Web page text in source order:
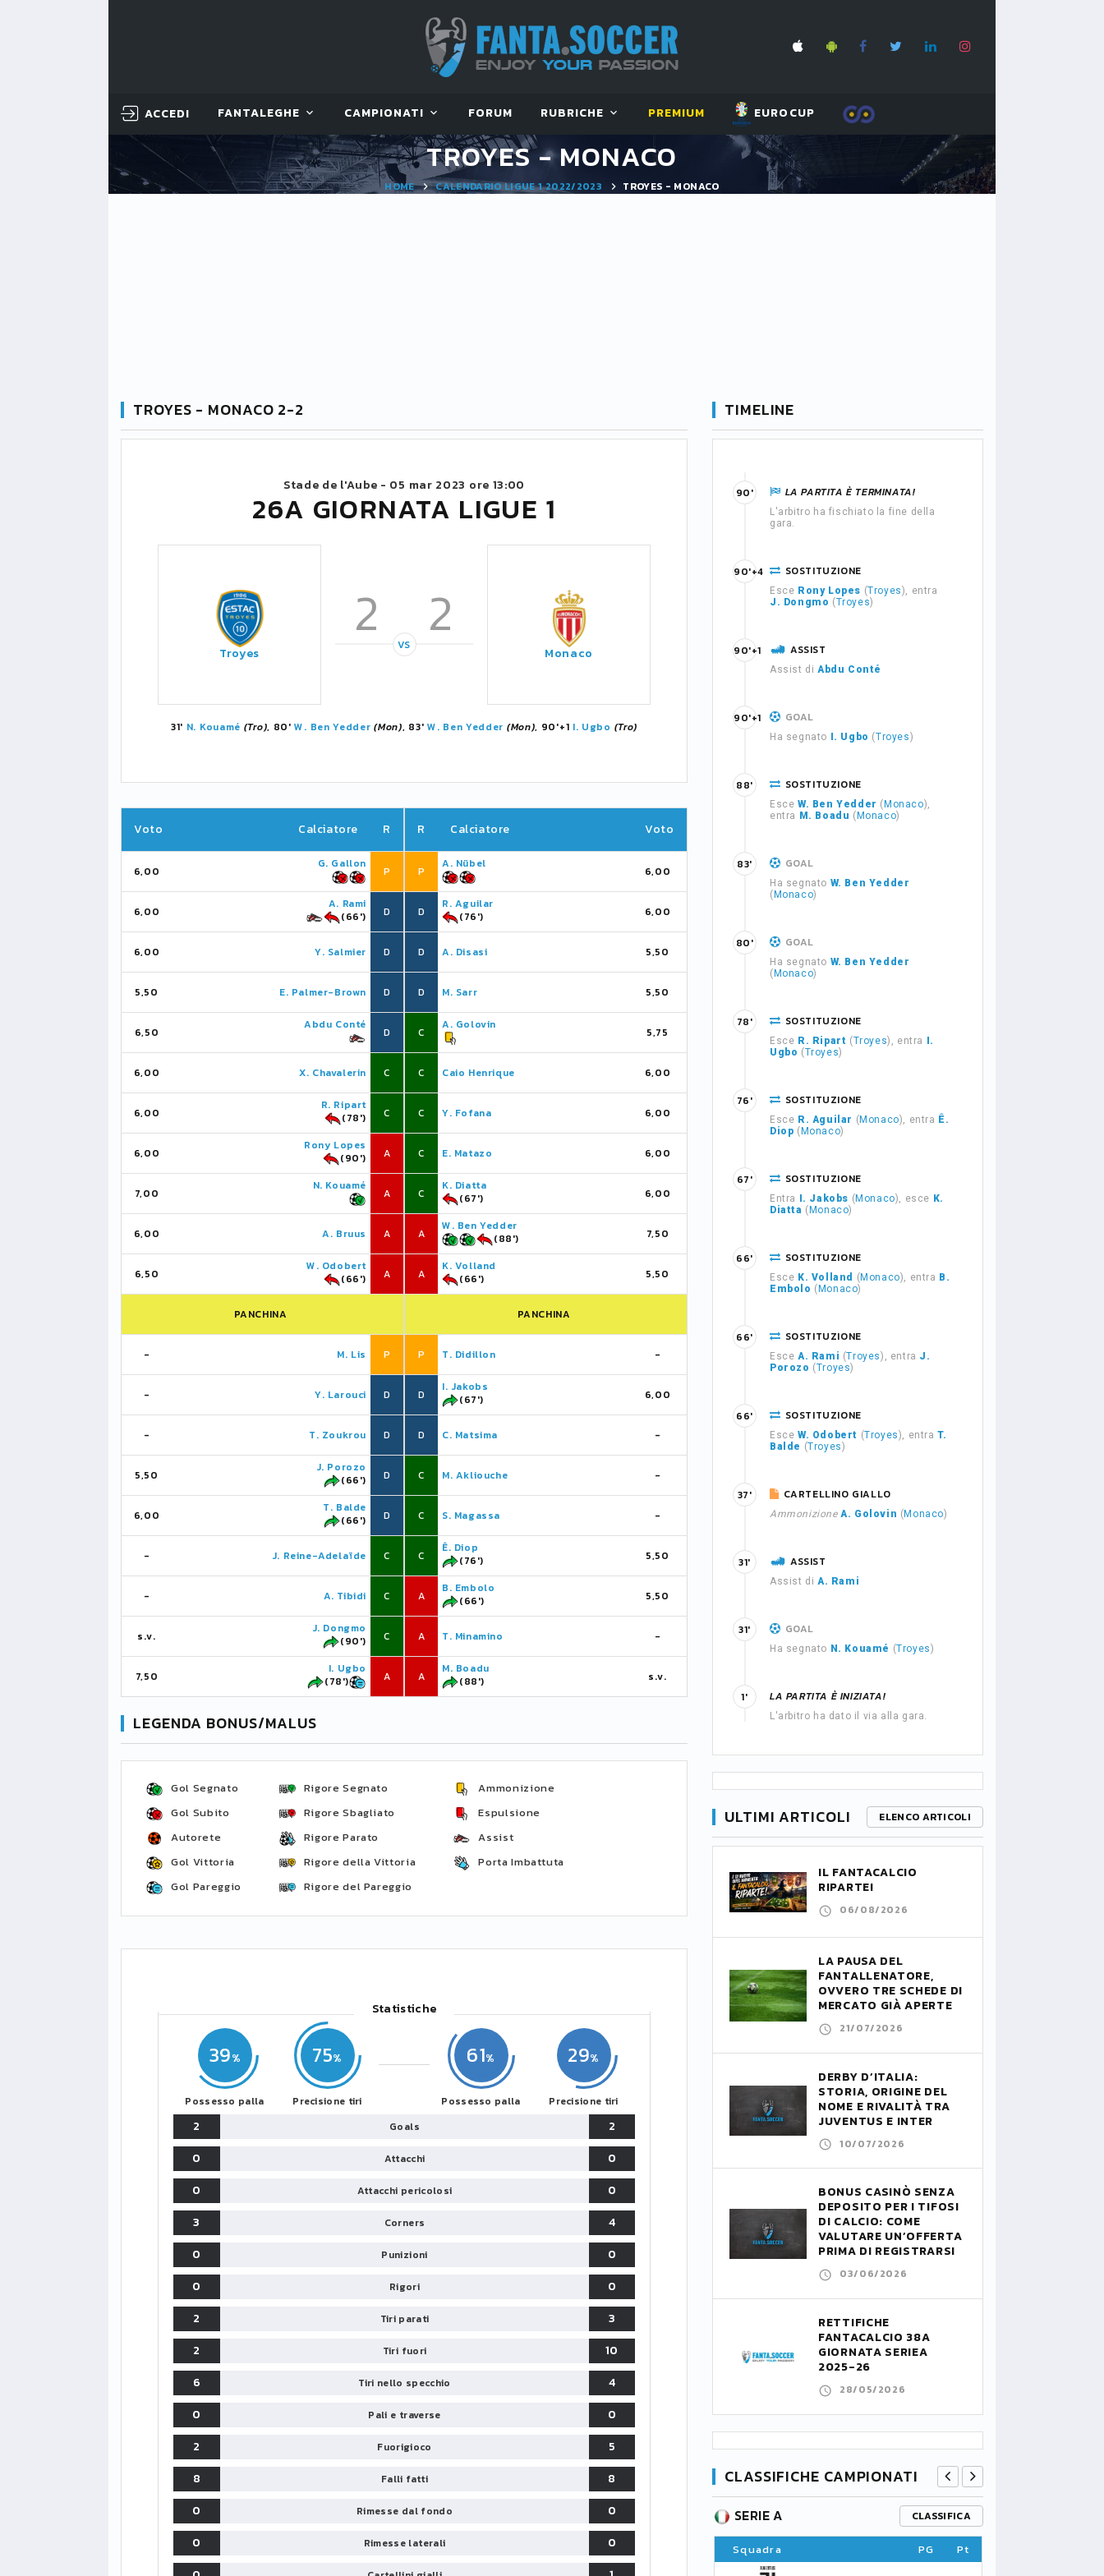
ACCEDI FANTALEGHE CAMPIONATI FORUM RUBRICHE PREMIUM EUROCUP
TROYES - MONACO
HOME CALENDARIO LIGUE 1 2022/2023 TROYES - MONACO
TROYES - MONACO 2-2
Stade de l'Aube - 05 mar 2023 ore 13:00
26A GIORNATA LIGUE 1
Troyes
2 2
VS Monaco
31' N. Kouamé (Tro), 80'W. Ben Yedder (Mon), 83' W. Ben Yedder (Mon), 90'+1 I. Ugbo (Tro)
Voto Calciatore R
6,00
G. Gallon
P
6,00
A. Rami
(66')
D
6,00 Y. Salmier D
5,50 E. Palmer-Brown D
6,50
Abdu Conté
D
6,00 X. Chavalerin C
6,00
R. Ripart
(78')
C
6,00
Rony Lopes
(90')
A
7,00
N. Kouamé
A
6,00 A. Bruus A
6,50
W. Odobert
(66')
A
PANCHINA
- M. Lis P
- Y. Larouci D
- T. Zoukrou D
5,50
J. Porozo
(66')
D
6,00
T. Balde
(66')
D
- J. Reine-Adelaïde C
- A. Tibidi C
s.v.
J. Dongmo
(90')
C
7,50
I. Ugbo
(78')
A
R Calciatore Voto
P
A. Nübel
6,00
D
R. Aguilar
(76')
6,00
D A. Disasi 5,50
D M. Sarr 5,50
C
A. Golovin
5,75
C Caio Henrique 6,00
C Y. Fofana 6,00
C E. Matazo 6,00
C
K. Diatta
(67')
6,00
A
W. Ben Yedder
(88')
7,50
A
K. Volland
(66')
5,50
PANCHINA
P T. Didillon -
D
I. Jakobs
(67')
6,00
D C. Matsima -
C M. Akliouche -
C S. Magassa -
C
Ê. Diop
(76')
5,50
A
B. Embolo
(66')
5,50
A T. Minamino -
A
M. Boadu
(88')
s.v.
LEGENDA BONUS/MALUS
Gol Segnato
Gol Subito
Autorete
Gol Vittoria
Gol Pareggio
Rigore Segnato
Rigore Sbagliato
Rigore Parato
Rigore della Vittoria
Rigore del Pareggio
Ammonizione
Espulsione
Assist
Porta Imbattuta
Statistiche
39
Possesso palla
75
Precisione tiri
61
Possesso palla
29
Precisione tiri
2 Goals
2
0
Attacchi
0
0
Attacchi pericolosi
0
3
Corners
4
0
Punizioni
0
0
Rigori
0
2
Tiri parati
3
2
Tiri fuori
10
6
Tiri nello specchio
4
0
Pali e traverse
0
2
Fuorigioco
5
8
Falli fatti
8
0
Rimesse dal fondo
0
0
Rimesse laterali
0
TIMELINE
LA PARTITA È TERMINATA!
L'arbitro ha fischiato la fine della
gara.
90'
SOSTITUZIONE
Esce Rony Lopes (Troyes), entra
J. Dongmo (Troyes)
90'+4
ASSIST
Assist di Abdu Conté
90'+1
GOAL
Ha segnato I. Ugbo (Troyes)
90'+1
SOSTITUZIONE
Esce W. Ben Yedder ( Monaco),
entra
M. Boadu ( Monaco)
88'
GOAL
Ha segnato W. Ben Yedder
( Monaco)
83'
GOAL
Ha segnato W. Ben Yedder
( Monaco)
80'
SOSTITUZIONE
Esce R. Ripart (Troyes), entra
I.
Ugbo (Troyes)
78'
SOSTITUZIONE
Esce R. Aguilar ( Monaco), entra Ê.
Diop ( Monaco)
76'
SOSTITUZIONE
Entra I. Jakobs ( Monaco), esce K.
Diatta ( Monaco)
67'
SOSTITUZIONE
Esce K. Volland ( Monaco), entra B.
Embolo ( Monaco)
66'
SOSTITUZIONE
Esce A. Rami (Troyes), entra J.
Porozo (Troyes)
66'
SOSTITUZIONE
Esce W. Odobert (Troyes), entraT.
Balde (Troyes)
66'
CARTELLINO GIALLO
Ammonizione A. Golovin ( Monaco)
37'
ASSIST
Assist di A. Rami
31'
GOAL
Ha segnato N. Kouamé (Troyes)
31'
LA PARTITA È INIZIATA!
L'arbitro ha dato il via alla gara.
1'
ULTIMI ARTICOLI ELENCO ARTICOLI
IL FANTACALCIO
RIPARTE!
06/08/2026
LA PAUSA DEL
FANTALLENATORE,
OVVERO TRE SCHEDE DI
MERCATO GIÀ APERTE
21/07/2026
DERBY D’ITALIA:
STORIA, ORIGINE DEL
NOME E RIVALITÀ TRA
JUVENTUS E INTER
10/07/2026
BONUS CASINÒ SENZA
DEPOSITO PER I TIFOSI
DI CALCIO: COME
VALUTARE UN’OFFERTA
PRIMA DI REGISTRARSI
03/06/2026
RETTIFICHE
FANTACALCIO 38A
GIORNATA SERIEA
2025-26
28/05/2026
CLASSIFICHE CAMPIONATI
CLASSIFICA
Pt
SERIE B
Squadra
SERIE A CLASSIFICA
Squadra PG Pt